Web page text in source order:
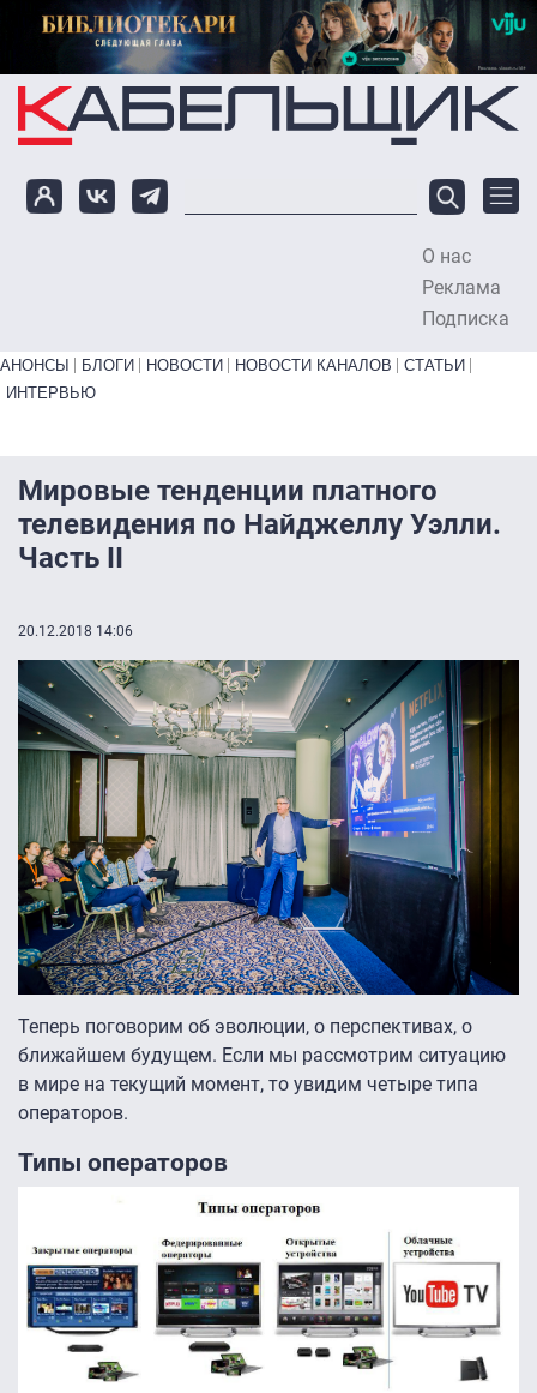
Перейти к основному содержанию
О нас
Реклама
Подписка
Primary links bottom
АНОНСЫ БЛОГИ НОВОСТИ НОВОСТИ КАНАЛОВ
СТАТЬИ
ИНТЕРВЬЮ
Мировые тенденции платного
телевидения по Найджеллу Уэлли.
Часть II
20.12.2018 14:06
Теперь поговорим об эволюции, о перспективах, о
ближайшем будущем. Если мы рассмотрим ситуацию
в мире на текущий момент, то увидим четыре типа
операторов.
Типы операторов